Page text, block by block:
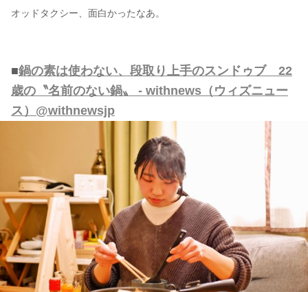
オッドタクシー、面白かったなあ。
■鍋の素は使わない、段取り上手のスンドゥブ 22
歳の〝名前のない鍋〟 - withnews（ウィズニュー
ス）@withnewsjp